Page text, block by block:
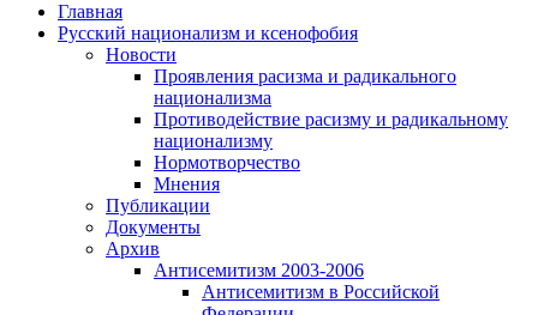
Главная
Русский национализм и ксенофобия
Новости
Проявления расизма и радикального
национализма
Противодействие расизму и радикальному
национализму
Нормотворчество
Мнения
Публикации
Документы
Архив
Антисемитизм 2003-2006
Антисемитизм в Российской